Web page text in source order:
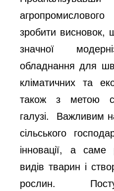
зробити висновок,
значної
обладнання для
кліматичних та
також з метою
галузі.
Важливим
сільського
інновації, а
видів тварин і
рослин.